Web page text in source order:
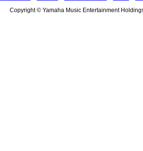
Copyright © Yamaha Music Entertainment